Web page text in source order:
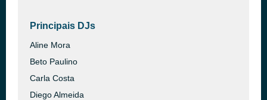
Principais DJs
Aline Mora
Beto Paulino
Carla Costa
Diego Almeida